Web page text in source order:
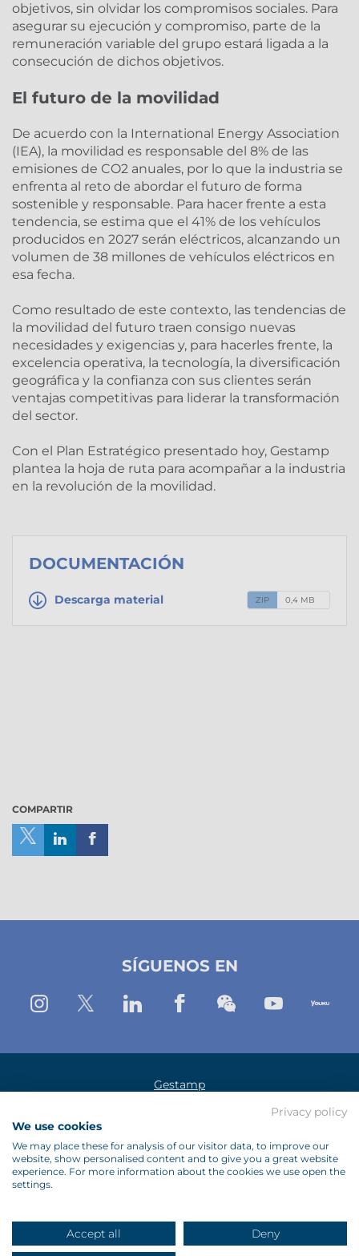
objetivos, sin olvidar los compromisos sociales. Para
asegurar su ejecución y compromiso, parte de la
remuneración variable del grupo estará ligada a la
consecución de dichos objetivos.
El futuro de la movilidad
De acuerdo con la International Energy Association
(IEA), la movilidad es responsable del 8% de las
emisiones de CO2 anuales, por lo que la industria se
enfrenta al reto de abordar el futuro de forma
sostenible y responsable. Para hacer frente a esta
tendencia, se estima que el 41% de los vehículos
producidos en 2027 serán eléctricos, alcanzando un
volumen de 38 millones de vehículos eléctricos en
esa fecha.
Como resultado de este contexto, las tendencias de
la movilidad del futuro traen consigo nuevas
necesidades y exigencias y, para hacerles frente, la
excelencia operativa, la tecnología, la diversificación
geográfica y la confianza con sus clientes serán
ventajas competitivas para liderar la transformación
del sector.
Con el Plan Estratégico presentado hoy, Gestamp
plantea la hoja de ruta para acompañar a la industria
en la revolución de la movilidad.
DOCUMENTACIÓN
Descarga material ZIP 0,4 MB
COMPARTIR
Compartir
Compartir
ventana)Ventana)
SÍGUENOS EN
Instagram
TwitterLinkedinFacebook
WechatYoutube
Gestamp
Política de Protección de Datos
Política de Cookies
Contacto
Mapa Web
Privacy policy
We use cookies
We may place these for analysis of our visitor data, to improve our
website, show personalised content and to give you a great website
experience. For more information about the cookies we use open the
settings.
Accept all Deny